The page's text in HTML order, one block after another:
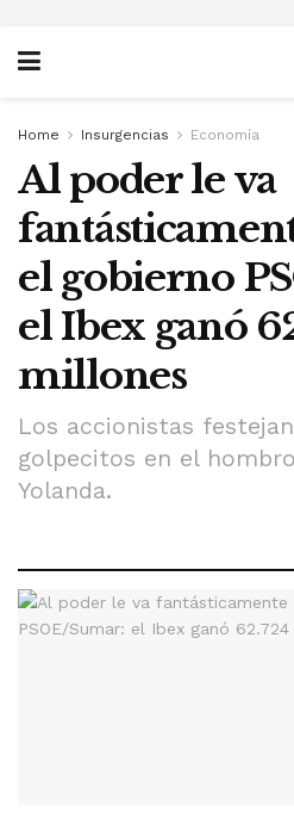
Home Insurgencias Economía
Al poder le va
el gobierno
el Ibex ganó
millones
Los accionistas
golpecitos en el
Yolanda.